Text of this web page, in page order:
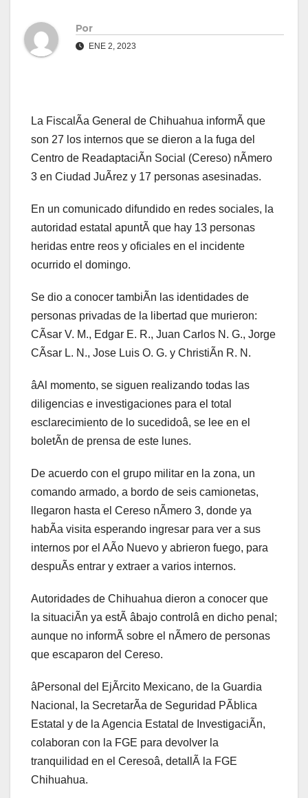
Por
ENE 2, 2023
La FiscalÃa General de Chihuahua informÃ que
son 27 los internos que se dieron a la fuga del
Centro de ReadaptaciÃn Social (Cereso) nÃmero
3 en Ciudad JuÃrez y 17 personas asesinadas.
En un comunicado difundido en redes sociales, la
autoridad estatal apuntÃ que hay 13 personas
heridas entre reos y oficiales en el incidente
ocurrido el domingo.
Se dio a conocer tambiÃn las identidades de
personas privadas de la libertad que murieron:
CÃsar V. M., Edgar E. R., Juan Carlos N. G., Jorge
CÃsar L. N., Jose Luis O. G. y ChristiÃn R. N.
âAl momento, se siguen realizando todas las
diligencias e investigaciones para el total
esclarecimiento de lo sucedidoâ, se lee en el
boletÃn de prensa de este lunes.
De acuerdo con el grupo militar en la zona, un
comando armado, a bordo de seis camionetas,
llegaron hasta el Cereso nÃmero 3, donde ya
habÃa visita esperando ingresar para ver a sus
internos por el AÃo Nuevo y abrieron fuego, para
despuÃs entrar y extraer a varios internos.
Autoridades de Chihuahua dieron a conocer que
la situaciÃn ya estÃ âbajo controlâ en dicho penal;
aunque no informÃ sobre el nÃmero de personas
que escaparon del Cereso.
âPersonal del EjÃrcito Mexicano, de la Guardia
Nacional, la SecretarÃa de Seguridad PÃblica
Estatal y de la Agencia Estatal de InvestigaciÃn,
colaboran con la FGE para devolver la
tranquilidad en el Ceresoâ, detallÃ la FGE
Chihuahua.